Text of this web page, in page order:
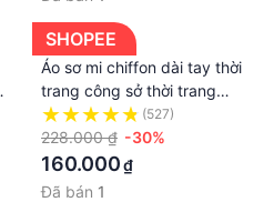
SHOPEE
Áo sơ mi chiffon dài tay thời
trang công sở thời trang
thanh lịch dành cho nữ
(527)
228.000 ₫ -30%
160.000₫
Đã bán 1